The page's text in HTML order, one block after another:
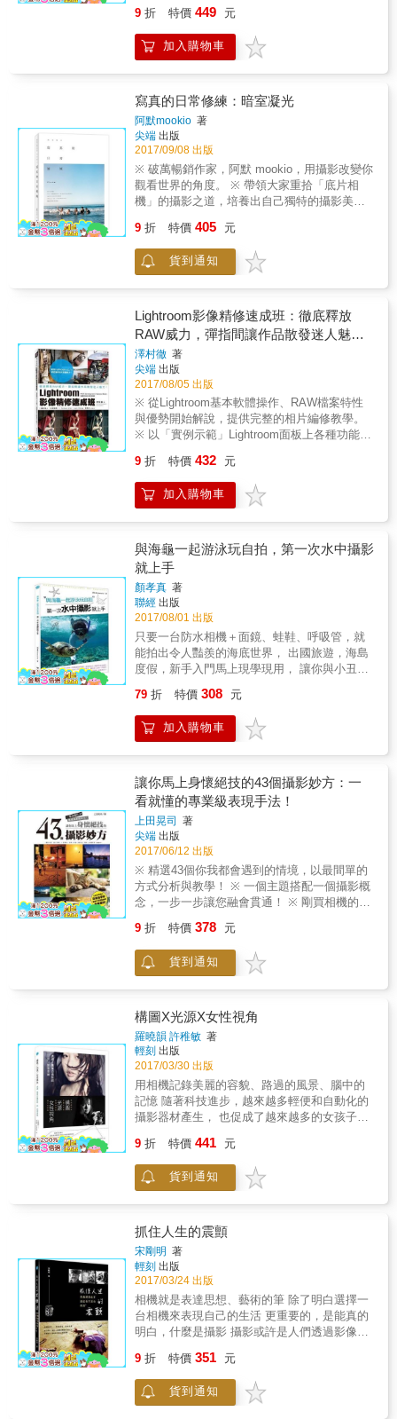
面的觀念與技巧。 ※ 從企劃、拍攝、後製，一
步步帶領讀者了解拍出高質感人像作品的訣
竅。 【Book Highlights】 ｜「手機」攝影方面
「規劃」、「溝通」、「拍攝」、「後製」到
「發表」，提供您完整的實戰課程與重要的
「心法」、「技法」分析。 ｜「日系」風格方
面 ｜ 提供速成的拍攝建議與要領提點，並且深
度探究日本攝影三大風潮的起源與演進。 ｜
「動漫」風格方面 ｜ 直接揭露運鏡與取景的訣
竅，並佐予後製調色的要領，讓您不費吹灰之
力也能拍出最符合時下（IG打卡）風潮的情境
人像美照。 ｜「底片文青」風方面 ｜ 特別邀
式為各位介紹風行全球數十載的寶麗來影像創
作訣竅。 ｜「創業接案」方面 ｜ 以QA的方
式，為即將創業或已經以攝影為業的您，解答
各種相關的疑惑與現實考量。 【探究人像創作
的進階表現】 攝影，就是呈現出拍攝者內心的
一種表現手法，也是你我如何觀看這世界的一
個傳遞媒介。 長年以來，日本的美好風景，動
畫中的各種奇幻世界，總是撼動著你我的心。
然而，要如何完整地拍出心中所勾勒的理想畫
面，竟然遠比我們所想像的更加具有挑戰性。
打從拍攝前的企劃、討論、場地挑選、人選媒
合、器材準備，到拍攝當下的天候、光線、時
鏡頭變形像差修正、氣氛強化等，全都會對於
一幅人像作品是否能完美地呈現，有著舉足輕
重的影響。 本書，將一步步帶領讀者，探索日
相機、數位單眼、底片相機、拍立得，全都要
能拍出令人眼睛為之一亮的動人作品！拍出唯
美夢幻、宛如動畫名場景那般的人像美照！
9 折 特價 449 元
加入購物車
寫真的日常修練：暗室凝光
阿默mookio 著
尖端 出版
2017/09/08 出版
※ 破萬暢銷作家，阿默 mookio，用攝影改變你
觀看世界的角度。 ※ 帶領大家重拾「底片相
機」的攝影之道，培養出自己獨特的攝影美
照所帶來的樂趣與心靈感受。 ※ 針對RF、輕
便、SLR、中片幅，精選與介紹數款適合您日
常使用的經典相機。 ※ 「默式拍法」的精髓與
「台灣」的迷人角落。 【倘若生活是攝影，並
不是一張構圖謹慎的照片，也不是精心設計的
光影布局，而是存在於人情之間的相遇滋
味。】 當我們拿著相機，去看生活中不起眼的
小事，不要過分地討論器材，也不要詳細的技
巧解說，只要誠實地把自己接觸的一切記錄下
來，讓人看了迷戀，不僅是沿途風景的美麗片
刻，還有難忘的記憶點，這不就是真實的感動
嗎？ 當你愛極了平凡的日子，對於攝影的熱情
日增月益，每一刻的光景，都驅使著你拿相機
心，所察覺的事物出自於你的關心，照片中充
滿生活感的人情味，難道不是喜歡拍照的初衷
嗎？ 【若你內心是一暗室，日常便是照進室內
著相機走入了生活，學會如何去觀察身邊的人
和事，遇見形形色色的人，和他們發生真實的
交集，除了留念在心中，也希望藉由著按下快
門，能夠記錄此時此刻的共鳴，照片便成為屬
於你獨一無二的「生活寫真」。 把你所感受的
生活拍攝出來，不用說太多的話語，你與相機
之間是無聲的默契，指尖是觸發直覺和靈感的
關鍵。 【或許，對於任何攝影的觀念與看法，
實的魔力，能客觀地表達出「你看見了什
麼」、「你感受了什麼」、「你喜愛了什
麼」。 拍照是最誠實的情感表達方式之一，如
果想知道你的生活是甚麼模樣？那就去拍照
吧！ 用相機框住令你留戀的風景， 於是我們
&hellip; 【將「拍照」變成了動詞。】 拍照是
件輕鬆的事，帶給我們探索世界的好奇心，從
追尋光線開始，記錄身邊的人、發生的事和路
過的風景。透過拍照，去捕捉微妙的變化，只
要能把身邊常見的事物，拍出不尋常的感覺，
就是攝影的樂趣。 順著光線看過去，尋找焦點
落下之處，你所拍攝的物件是否有吸引人的觀
點，設法彰顯它的特點，是攝影的第一課。 現
在，請跟著我們，隨著阿默的文字與影像， 用
最直覺的方式，一起探索攝影的本質， 在日常
生活中，用拍照來練習、來修練。
9 折 特價 405 元
貨到通知
Lightroom影像精修速成班：徹底釋放
RAW威力，彈指間讓作品散發迷人魅
力！
澤村徹 著
尖端 出版
2017/08/05 出版
※ 從Lightroom基本軟體操作、RAW檔案特性
與優勢開始解說，提供完整的相片編修教學。
※ 以「實例示範」Lightroom面板上各種功能的
數十種實際相片作品編修範例，讓讀者迅速找
到並學會希望套用的影像調校術。 ※ 沒有艱澀
難懂的專業術語，以淺顯易懂的「圖例」比較
「相片編修」為主要目的所量身訂做與研發的
軟體。 藉由模組化的各個操作面板，讓使用者
可以「直覺地」將想要調亮、變暗、柔焦、銳
化、調色、加暗角的局部或全體畫面，迅速地
做出調校，讓作品飛快地「大改造」！ 本書不
去談論複雜的技術名詞、更不去探究Lightroom
與Photoshop或其他編修軟體之間的細微差異，
直接以「圖例」來比較和示範，從實際範例下
手，讓讀者清楚了解各個「選項」所具有的
「功效」以及Before／After的偌大差別，進而
面，讓它們搖身一變，成為吸睛又亮眼的傑
作。 【徹底激發與解放RAW所蘊藏的驚人潛
力！】 隨著數位相機的誕生，革命性的影像格
數設定的「RAW」檔案。 顧名思義，RAW就
是包含了一切於相機當中能夠調校的參數資
訊， 可以透過編修軟體，依照自己喜歡的風味
再一次「重新拍攝（顯像）」相片。 然而，由
於各家廠商所制定的RAW格式卻不是每個軟體
都能夠支援， 例如Canon是「CR2」，Nikon是
「NEF」，Sony則是「ARW」等， 直到Adobe
推出了Lightroom這個專為相片編修而生的強大
的RAW檔） 它的介面說穿了，就是直接搭載
門為攝影人士所制定，可以迅速地完成相片編
修的作業流程。 （Lightroom的介面，融合了
Adobe Camera Raw與Photoshop兩者的優點）
只要搭配本書的教學，您將能夠自由自在地變
化作品的風貌， 讓原本質樸的相片，搖身一變
成為閃耀的鑽石！ 也許有人會問說，「我用
JPG直接後製也不錯啊，為何非RAW不可？」
關鍵就在於，JPG從拍攝完畢的那一瞬間，影
像品質就已經被「破壞了」！ 而且，每後製一
次，JPG格式的影像畫質就會再「劣化」一
次。 （JPG本身是種破壞性的壓縮格式，每存
一次檔，就會再壓縮與劣化一次） 反觀RAW，
無論您施加再多道工序的調整，影像品質都不
會有絲毫的劣化。 此外，更能夠藉由像是對
比、飽和度、白平衡、清晰度等各種調整， 讓
作品的表現更上一層樓，綻放出比JPG直出更
機上再次「重新拍攝」相片） 想要學習「職業
級」的作品表現手法嗎？ 本書將會是一個絕佳
的選擇， 讓您徹底了解Lightroom的用法，解放
RAW的全部實力！ ｜本書用法｜ 按部就班
地，逐章節研讀與同時操作Lightroom軟體。 漸
漸熟悉軟體以後，進一步了解「局部調整」工
具的功能與活用法。 接下來，開始挑戰不同主
蛻變、大放異彩。 此外，更能夠學習到黑白相
片、使用老鏡頭拍攝的編修技巧。 最後，更進
一步針對影像輸出，學習「色彩管理」， 讓辛
苦拍攝、編修以後的作品，能夠輸出與列印出
9 折 特價 432 元
加入購物車
與海龜一起游泳玩自拍，第一次水中攝影
就上手
顏孝真 著
聯經 出版
2017/08/01 出版
只要一台防水相機＋面鏡、蛙鞋、呼吸管，就
能拍出令人豔羨的海底世界， 出國旅遊，海島
度假，新手入門馬上現學現用， 讓你與小丑魚
V.DIVE 8折折價券 色彩繽紛的熱帶魚、羞怯可
愛的小丑魚、充滿好奇心的海龜、形形色色的
珊瑚、寧靜飛翔的魟魚、震撼人心的鯨鯊、追
年來各種平價的防水手機、防水相機推陳出
新，任何人都能輕鬆入手，不論是去海島旅遊
或出國度假，海邊戲水、浮潛或深潛，都可以
留下美麗而珍貴的回憶。 《與海龜一起游泳玩
自拍，第一次水中攝影就上手》作者Vanessa
在世界各地的海島國家工擔任潛水教練，長期
駐點馬爾地夫及沖繩，經常接觸並帶領各式水
上活動、潛水及浮潛。了解一般民眾初次接觸
潛水的興奮，以及想把美景分享給友人的感
動。把自己多年的經驗整理成書，鼓勵身處海
用相機記錄下來。 本書特色 1. 第一本水中攝影
書入門。 2. 包括浮潛入門、相機入門，就算從
沒潛水過也可以一試上手。 3. 馬爾地夫、沖
美麗迷人。 4. 除了水中生物，還有人像、沉船
場景等，所有與水相關的拍攝指南。 5. 出國旅
遊、海島度假，一本書帶著走，讓你臉書打卡
現學現。
79 折 特價 308 元
加入購物車
讓你馬上身懷絕技的43個攝影妙方：一
看就懂的專業級表現手法！
上田晃司
著
尖端 出版
2017/06/12 出版
※ 精選43個你我都會遇到的情境，以最間單的
方式分析與教學！ ※ 一個主題搭配一個攝影概
念，一步一步讓您融會貫通！ ※ 剛買相機的入
很多器材、技巧教學書，但就是覺得好像與
「現實」有那麼點偏離。這是因為許多法則、
原理，往往都需要根據當下的情境與狀況來進
情境，直接提供切合真實情況的範例，並且非
常「系統化」且簡短扼要地給予「狀況分析」
與「要領提點」。讓每一個正準備要出國旅行
的人、剛拿到相機想要即刻測試、以及希望找
到拍攝靈感的人們，都可以吸收並加以運用在
每一次的拍攝當中，讓作品一看就散發出「專
業」氣息與水準！ 【看了馬上就懂，從新手變
高手】 一張好相片與還不錯的相片，有時只有
差在取景的巧思或稍微留意光影的改變。 本書
物、交通、小物」這3大類別，彙整43個攝影妙
方，直接用範例來分析，用一目了然的方式來
解說拍攝的訣竅，並且提供不同的思維或注意
知識」與「關於相機與器材的單純疑問」這兩
個章節，來替各位解說關於相機、器材等常見
的疑惑，讓大家更加了解關於攝影的大小事。
【多拍、多練習，就是邁向高手的不二法門】
現在就給自己一天一個練習，跟著本書的步
調， 來策劃一場又一場精彩的攝影小旅行吧！
｜本書用法｜ 從3大主題中，挑選自己感興趣
項目。 閱讀與吸收該項目的訣竅，思考一下與
自己的拍攝方式有何不同。 出門拍照去！ 檢視
作品，是否有吻合書中介紹的要領。 作品有變
9 折 特價 378 元
貨到通知
構圖X光源X女性視角
羅曉韻 許稚敏 著
輕刻 出版
2017/03/30 出版
用相機記錄美麗的容貌、路過的風景、腦中的
記憶 隨著科技進步，越來越多輕便和自動化的
攝影器材產生， 也促成了越來越多的女孩子拿
的心得配上有趣的圖片展現給你。 如果你是女
生，從中將可以學到很多把自己拍漂亮的動
作、化妝、造型的方法，因為拍攝出來的效果
們會講到的。如果你是男生，看這本書也是很
必要的，透過本書全面瞭解女生視覺從外表到
內心的想法，學習男攝影師沒有的思維角度。
9 折 特價 441 元
貨到通知
抓住人生的震顫
宋剛明 著
輕刻 出版
2017/03/24 出版
相機就是表達思想、藝術的筆 除了明白選擇一
台相機來表現自己的生活 更重要的，是能真的
明白，什麼是攝影 攝影或許是人們透過影像來
生活的一切體驗與領悟，如同寄生於攝影般，
和影像共存。 本書深入認識攝影與影像的發
展，從數位相機的影響談起，回顧攝影的起
9 折 特價 351 元
貨到通知